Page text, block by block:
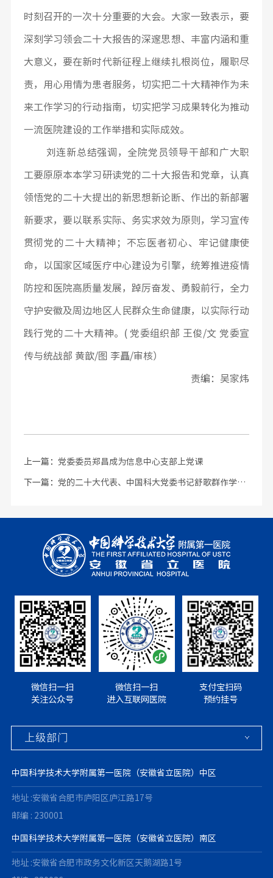
时刻召开的一次十分重要的大会。大家一致表示，要
深刻学习领会二十大报告的深邃思想、丰富内涵和重
大意义，要在新时代新征程上继续扎根岗位，履职尽
责，用心用情为患者服务，切实把二十大精神作为未
来工作学习的行动指南，切实把学习成果转化为推动
一流医院建设的工作举措和实际成效。
刘连新总结强调，全院党员领导干部和广大职
工要原原本本学习研读党的二十大报告和党章，认真
领悟党的二十大提出的新思想新论断、作出的新部署
新要求，要以联系实际、务实求效为原则，学习宣传
贯彻党的二十大精神；不忘医者初心、牢记健康使
命，以国家区域医疗中心建设为引擎，统筹推进疫情
防控和医院高质量发展，踔厉奋发、勇毅前行，全力
守护安徽及周边地区人民群众生命健康，以实际行动
践行党的二十大精神。( 党委组织部 王俊/文 党委宣
传与统战部 黄歆/图 李矗/审核）
责编：吴家炜
上一篇： 党委委员郑昌成为信息中心支部上党课
下一篇： 党的二十大代表、中国科大党委书记舒歌群作学习党的二十大精神专题宣讲报告
微信扫一扫
关注公众号
微信扫一扫
进入互联网医院
支付宝扫码
预约挂号
中国科学技术大学附属第一医院（安徽省立医院）中区
地址 :安徽省合肥市庐阳区庐江路17号
邮编 : 230001
中国科学技术大学附属第一医院（安徽省立医院）南区
地址 :安徽省合肥市政务文化新区天鹅湖路1号